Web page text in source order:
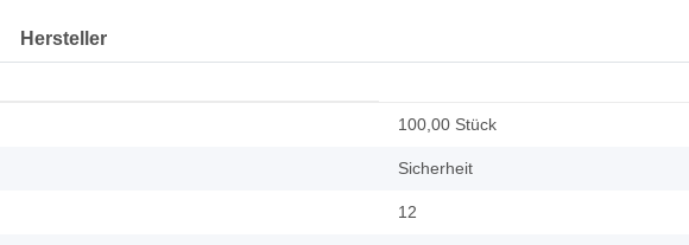
Hersteller
100,00 Stück
Sicherheit
12